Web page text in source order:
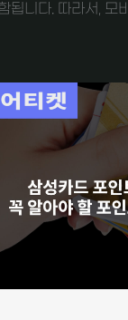
니다. 따라서,